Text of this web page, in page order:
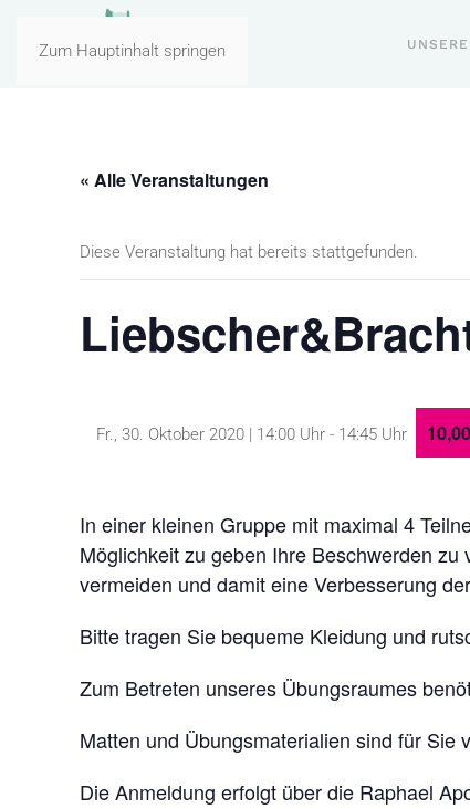
Zum Hauptinhalt springen
« Alle Veranstaltungen
Diese Veranstaltung hat bereits stattgefunden.
Fr., 30. Oktober 2020 | 14:00 Uhr - 14:45 Uhr
In einer kleinen Gruppe mit maximal 4
Möglichkeit zu geben Ihre Beschwerden
vermeiden und damit eine Verbesserung
Bitte tragen Sie bequeme Kleidung und
Zum Betreten unseres Übungsraumes
Matten und Übungsmaterialien sind für Sie
Die Anmeldung erfolgt über die Raphael